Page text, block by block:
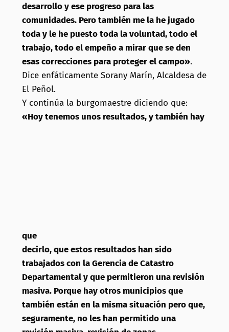
desarrollo y ese progreso para las
comunidades. Pero también me la he jugado
toda y le he puesto toda la voluntad, todo el
trabajo, todo el empeño a mirar que se den
esas correcciones para proteger el campo».
Dice enfáticamente Sorany Marín, Alcaldesa de
El Peñol.
Y continúa la burgomaestre diciendo que:
«Hoy tenemos unos resultados, y también hay
que
decirlo, que estos resultados han sido
trabajados con la Gerencia de Catastro
Departamental y que permitieron una revisión
masiva. Porque hay otros municipios que
también están en la misma situación pero que,
seguramente, no les han permitido una